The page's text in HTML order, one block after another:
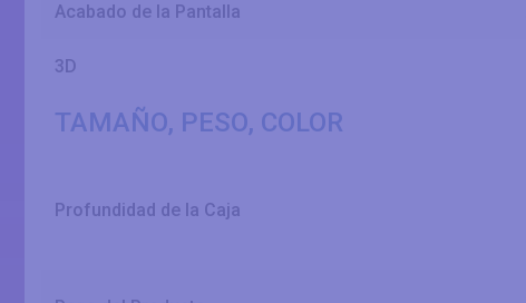
Acabado de la Pantalla
3D
TAMAÑO, PESO, COLOR
Profundidad de la Caja